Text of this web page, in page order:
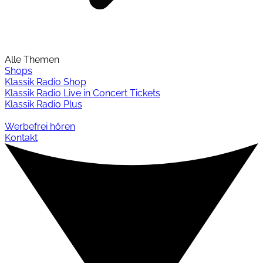
Alle Themen
Shops
Klassik Radio Shop
Klassik Radio Live in Concert Tickets
Klassik Radio Plus
Werbefrei hören
Kontakt